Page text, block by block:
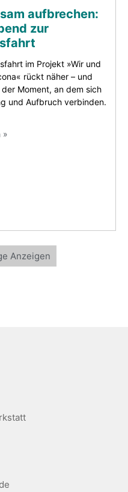
aufbrechen:
zur
im Projekt »Wir und
rückt näher – und
Moment, an dem sich
und Aufbruch verbinden.
»
Anzeigen